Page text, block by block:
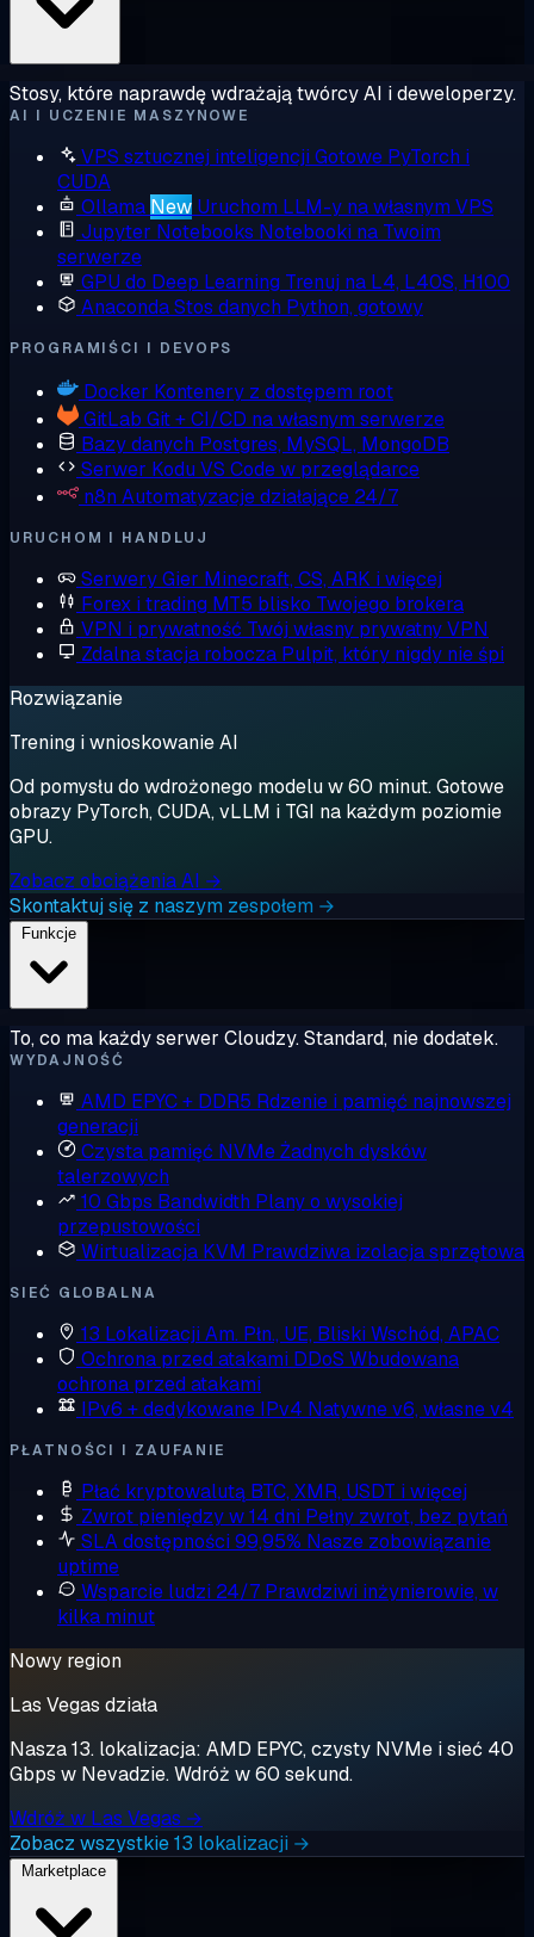
Stosy, które naprawdę wdrażają twórcy AI i deweloperzy.
AI I UCZENIE MASZYNOWE
VPS sztucznej inteligencji Gotowe PyTorch i
CUDA
Ollama New Uruchom LLM-y na własnym VPS
Jupyter Notebooks Notebooki na Twoim
serwerze
GPU do Deep Learning Trenuj na L4, L40S, H100
AnacondaStos danych Python, gotowy
PROGRAMIŚCI I DEVOPS
Docker Kontenery z dostępem root
GitLab Git + CI/CD na własnym serwerze
Bazy danych Postgres, MySQL, MongoDB
Serwer Kodu VS Code w przeglądarce
n8n Automatyzacje działające 24/7
URUCHOM I HANDLUJ
Serwery Gier Minecraft, CS, ARK i więcej
Forex i trading MT5 blisko Twojego brokera
VPN i prywatność Twój własny prywatny VPN
Zdalna stacja robocza Pulpit, który nigdy nie śpi
Rozwiązanie
Trening i wnioskowanie AI
Od pomysłu do wdrożonego modelu w 60 minut. Gotowe
obrazy PyTorch, CUDA, vLLM i TGI na każdym poziomie
GPU.
Zobacz obciążenia AI →
Skontaktuj się z naszym zespołem →
To, co ma każdy serwer Cloudzy. Standard, nie dodatek.
WYDAJNOŚĆ
AMD EPYC + DDR5 Rdzenie i pamięć najnowszej
generacji
Czysta pamięć NVMeŻadnych dysków
talerzowych
10 Gbps Bandwidth Plany o wysokiej
przepustowości
Wirtualizacja KVM Prawdziwa izolacja sprzętowa
SIEĆ GLOBALNA
13 Lokalizacji Am. Płn., UE, Bliski Wschód, APAC
Ochrona przed atakami DDoS Wbudowana
ochrona przed atakami
IPv6 + dedykowane IPv4 Natywne v6, własne v4
PŁATNOŚCI I ZAUFANIE
Płać kryptowalutą BTC, XMR, USDT i więcej
Zwrot pieniędzy w 14 dni Pełny zwrot, bez pytań
SLA dostępności 99,95% Nasze zobowiązanie
uptime
Wsparcie ludzi 24/7 Prawdziwi inżynierowie, w
kilka minut
Nowy region
Las Vegas działa
Nasza 13. lokalizacja: AMD EPYC, czysty NVMe i sieć 40
Gbps w Nevadzie. Wdróż w 60 sekund.
Wdróż w Las Vegas →
Zobacz wszystkie 13 lokalizacji →